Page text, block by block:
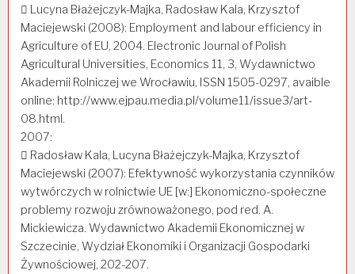
 Lucyna Błażejczyk-Majka, Radosław Kala, Krzysztof
Maciejewski (2008): Employment and labour efficiency in
Agriculture of EU, 2004. Electronic Journal of Polish
Agricultural Universities, Economics 11, 3, Wydawnictwo
Akademii Rolniczej we Wrocławiu, ISSN 1505-0297, avaible
online: http://www.ejpau.media.pl/volume11/issue3/art-
08.html.
2007:
 Radosław Kala, Lucyna Błażejczyk-Majka, Krzysztof
Maciejewski (2007): Efektywność wykorzystania czynników
wytwórczych w rolnictwie UE [w:] Ekonomiczno-społeczne
problemy rozwoju zrównoważonego, pod red. A.
Mickiewicza. Wydawnictwo Akademii Ekonomicznej w
Szczecinie, Wydział Ekonomiki i Organizacji Gospodarki
Żywnościowej, 202-207.